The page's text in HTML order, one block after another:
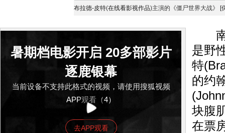
布拉德-皮特(在线看影视作品)主演的《僵尸世界大战》 [
暑期档电影开启 20多部影片
逐鹿银幕
当前设备不支持此格式的视频，请使用搜狐视频
APP观看（4）
去APP观看
南
是野
特
的约
块腹
在票